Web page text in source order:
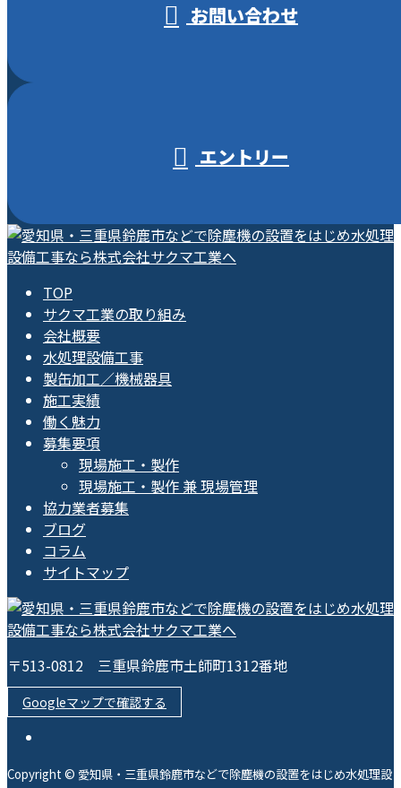
お問い合わせ
エントリー
TOP
サクマ工業の取り組み
会社概要
水処理設備工事
製缶加工／機械器具
施工実績
働く魅力
募集要項
現場施工・製作
現場施工・製作 兼 現場管理
協力業者募集
ブログ
コラム
サイトマップ
〒513-0812 三重県鈴鹿市土師町1312番地
Googleマップで確認する
Copyright © 愛知県・三重県鈴鹿市などで除塵機の設置をはじめ水処理設